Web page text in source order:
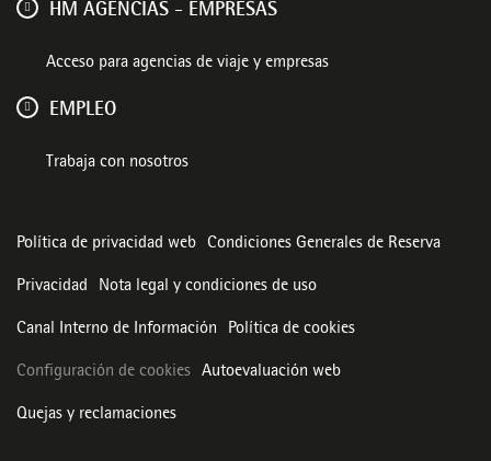
HM AGENCIAS - EMPRESAS
Acceso para agencias de viaje y empresas
EMPLEO
Trabaja con nosotros
Política de privacidad web Condiciones Generales de Reserva
Privacidad Nota legal y condiciones de uso
Canal Interno de Información Política de cookies
Configuración de cookies Autoevaluación web
Quejas y reclamaciones